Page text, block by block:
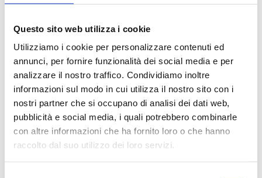
Questo sito web utilizza i cookie
Utilizziamo i cookie per personalizzare contenuti ed
annunci, per fornire funzionalità dei social media e per
analizzare il nostro traffico. Condividiamo inoltre
informazioni sul modo in cui utilizza il nostro sito con i
nostri partner che si occupano di analisi dei dati web,
pubblicità e social media, i quali potrebbero combinarle
con altre informazioni che ha fornito loro o che hanno
raccolto dal suo utilizzo dei loro servizi.
1.028
Invia commento
Il tuo indirizzo email non sarà pubblicato. I campi
obbligatori sono contrassegnati*